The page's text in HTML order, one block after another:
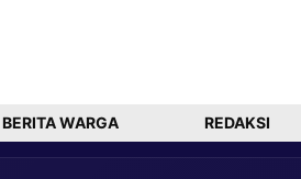
BERITA WARGA REDAKSI